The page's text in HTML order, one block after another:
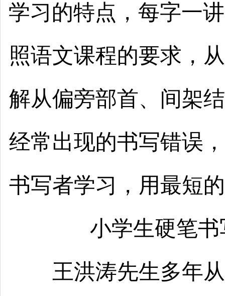
学习的特点，每字一
照语文课程的要求，
解从偏旁部首、间架
经常出现的书写错误
书写者学习，用最短
小学生硬笔
王洪涛先生多年从